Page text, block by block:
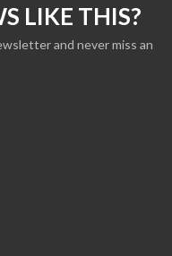
LIKE THIS?
and never miss an